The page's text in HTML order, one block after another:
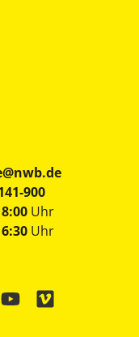
900
Uhr
Uhr